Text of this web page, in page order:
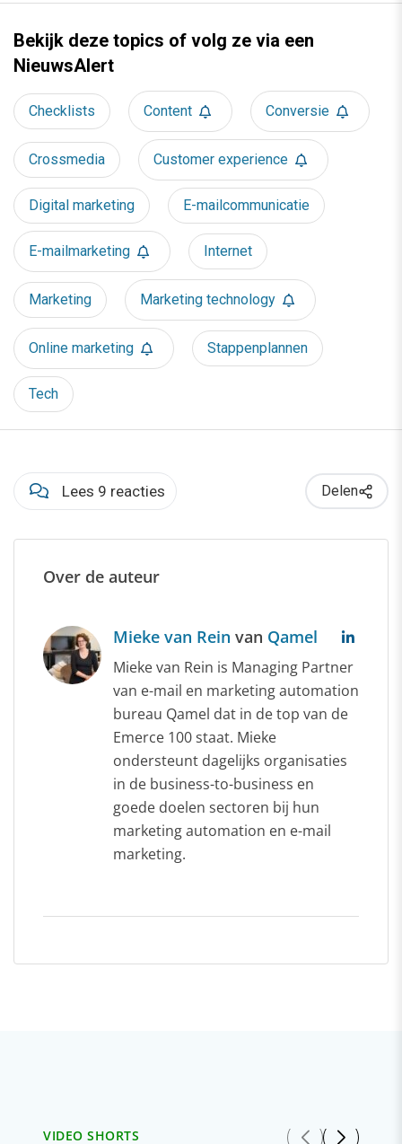
Bekijk deze topics of volg ze via een
NieuwsAlert
Checklists Content Conversie
Crossmedia Customer experience
Digital marketing E-mailcommunicatie
E-mailmarketing Internet
Marketing Marketing technology
Online marketing Stappenplannen
Tech
Lees 9 reacties Delen
Over de auteur
Mieke van Rein van Qamel
Mieke van Rein is Managing Partner
van e-mail en marketing automation
bureau Qamel dat in de top van de
Emerce 100 staat. Mieke
ondersteunt dagelijks organisaties
in de business-to-business en
goede doelen sectoren bij hun
marketing automation en e-mail
marketing.
VIDEO SHORTS